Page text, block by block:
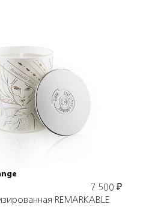
Подробнее
В корзину
7 500 ₽
REMARKABLE